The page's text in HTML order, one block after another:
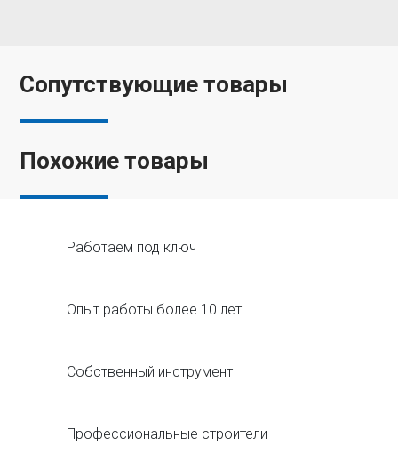
Сопутствующие товары
Похожие товары
Работаем под ключ
Опыт работы более 10 лет
Собственный инструмент
Профессиональные строители